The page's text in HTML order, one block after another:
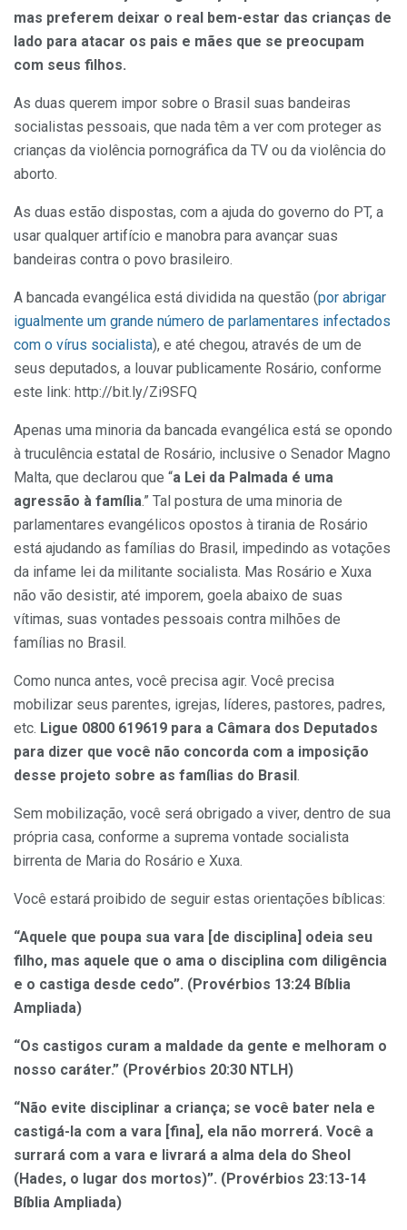
mas preferem deixar o real bem-estar das crianças de
lado para atacar os pais e mães que se preocupam
com seus filhos.
As duas querem impor sobre o Brasil suas bandeiras
socialistas pessoais, que nada têm a ver com proteger as
crianças da violência pornográfica da TV ou da violência do
aborto.
As duas estão dispostas, com a ajuda do governo do PT, a
usar qualquer artifício e manobra para avançar suas
bandeiras contra o povo brasileiro.
A bancada evangélica está dividida na questão (por abrigar
igualmente um grande número de parlamentares infectados
com o vírus socialista), e até chegou, através de um de
seus deputados, a louvar publicamente Rosário, conforme
este link: http://bit.ly/Zi9SFQ
Apenas uma minoria da bancada evangélica está se opondo
à truculência estatal de Rosário, inclusive o Senador Magno
Malta, que declarou que “a Lei da Palmada é uma
agressão à família.” Tal postura de uma minoria de
parlamentares evangélicos opostos à tirania de Rosário
está ajudando as famílias do Brasil, impedindo as votações
da infame lei da militante socialista. Mas Rosário e Xuxa
não vão desistir, até imporem, goela abaixo de suas
vítimas, suas vontades pessoais contra milhões de
famílias no Brasil.
Como nunca antes, você precisa agir. Você precisa
mobilizar seus parentes, igrejas, líderes, pastores, padres,
etc. Ligue 0800 619619 para a Câmara dos Deputados
para dizer que você não concorda com a imposição
desse projeto sobre as famílias do Brasil.
Sem mobilização, você será obrigado a viver, dentro de sua
própria casa, conforme a suprema vontade socialista
birrenta de Maria do Rosário e Xuxa.
Você estará proibido de seguir estas orientações bíblicas:
“Aquele que poupa sua vara [de disciplina] odeia seu
filho, mas aquele que o ama o disciplina com diligência
e o castiga desde cedo”. (Provérbios 13:24 Bíblia
Ampliada)
“Os castigos curam a maldade da gente e melhoram o
nosso caráter.” (Provérbios 20:30 NTLH)
“Não evite disciplinar a criança; se você bater nela e
castigá-la com a vara [fina], ela não morrerá. Você a
surrará com a vara e livrará a alma dela do Sheol
(Hades, o lugar dos mortos)”. (Provérbios 23:13-14
Bíblia Ampliada)